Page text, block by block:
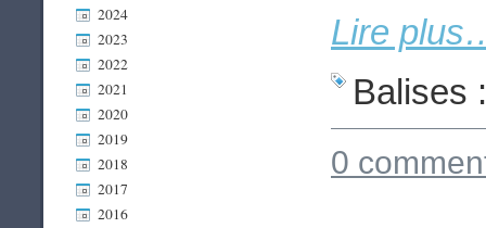
2024
2023
2022
2021
2020
2019
2018
2017
2016
Lire
Balises
0